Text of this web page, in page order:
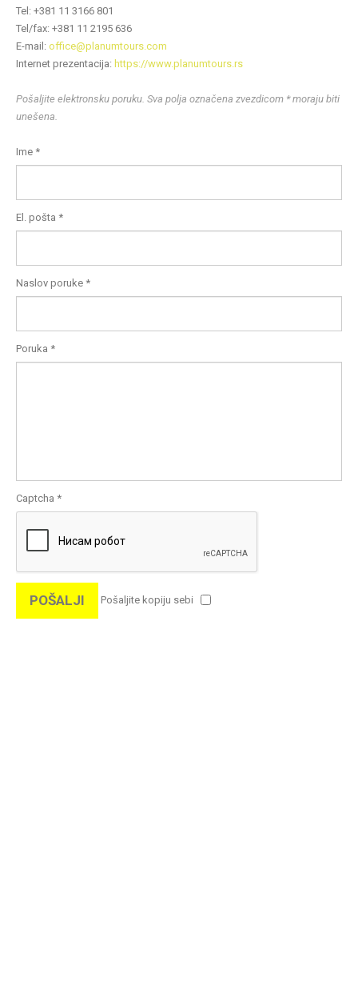
Теl: +381 11 3166 801
Теl/fax: +381 11 2195 636
E-mail: office@planumtours.com
Internet prezentacija: https://www.planumtours.rs
Pošaljite elektronsku poruku. Sva polja označena zvezdicom * moraju biti
unešena.
Ime *
El. pošta *
Naslov poruke *
Poruka *
Captcha *
POŠALJI Pošaljite kopiju sebi